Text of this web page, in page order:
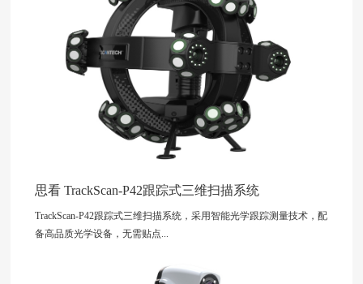
思看 TrackScan-P42跟踪式三维扫描系统
TrackScan-P42跟踪式三维扫描系统，采用智能光学跟踪测量技术，配
备高品质光学设备，无需贴点...